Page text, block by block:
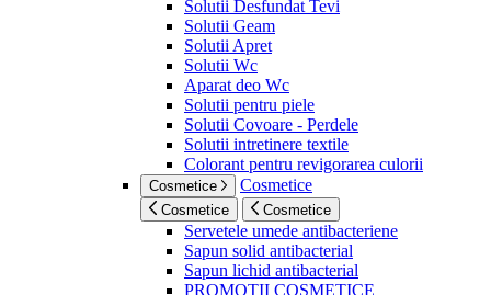
Solutii Desfundat Tevi
Solutii Geam
Solutii Apret
Solutii Wc
Aparat deo Wc
Solutii pentru piele
Solutii Covoare - Perdele
Solutii intretinere textile
Colorant pentru revigorarea culorii
Cosmetice Cosmetice
Cosmetice Cosmetice
Servetele umede antibacteriene
Sapun solid antibacterial
Sapun lichid antibacterial
PROMOTII COSMETICE